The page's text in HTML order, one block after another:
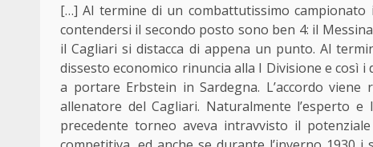
[…] Al termine di un combattutissimo
contendersi il secondo posto sono ben 4: il
il Cagliari si distacca di appena un punto. Al
dissesto economico rinuncia alla I Divisione e
a portare Erbstein in Sardegna. L’accordo
allenatore del Cagliari. Naturalmente l’esperto
precedente torneo aveva intravvisto il